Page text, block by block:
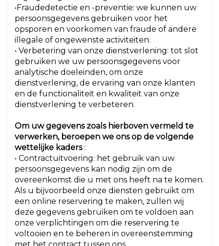
•Fraudedetectie en -preventie: we kunnen uw
persoonsgegevens gebruiken voor het
opsporen en voorkomen van fraude of andere
illegale of ongewenste activiteiten.
• Verbetering van onze dienstverlening: tot slot
gebruiken we uw persoonsgegevens voor
analytische doeleinden, om onze
dienstverlening, de ervaring van onze klanten
en de functionaliteit en kwaliteit van onze
dienstverlening te verbeteren.
Om uw gegevens zoals hierboven vermeld te
verwerken, beroepen we ons op de volgende
wettelijke kaders:
• Contractuitvoering: het gebruik van uw
persoonsgegevens kan nodig zijn om de
overeenkomst die u met ons heeft na te komen.
Als u bijvoorbeeld onze diensten gebruikt om
een online reservering te maken, zullen wij
deze gegevens gebruiken om te voldoen aan
onze verplichtingen om die reservering te
voltooien en te beheren in overeenstemming